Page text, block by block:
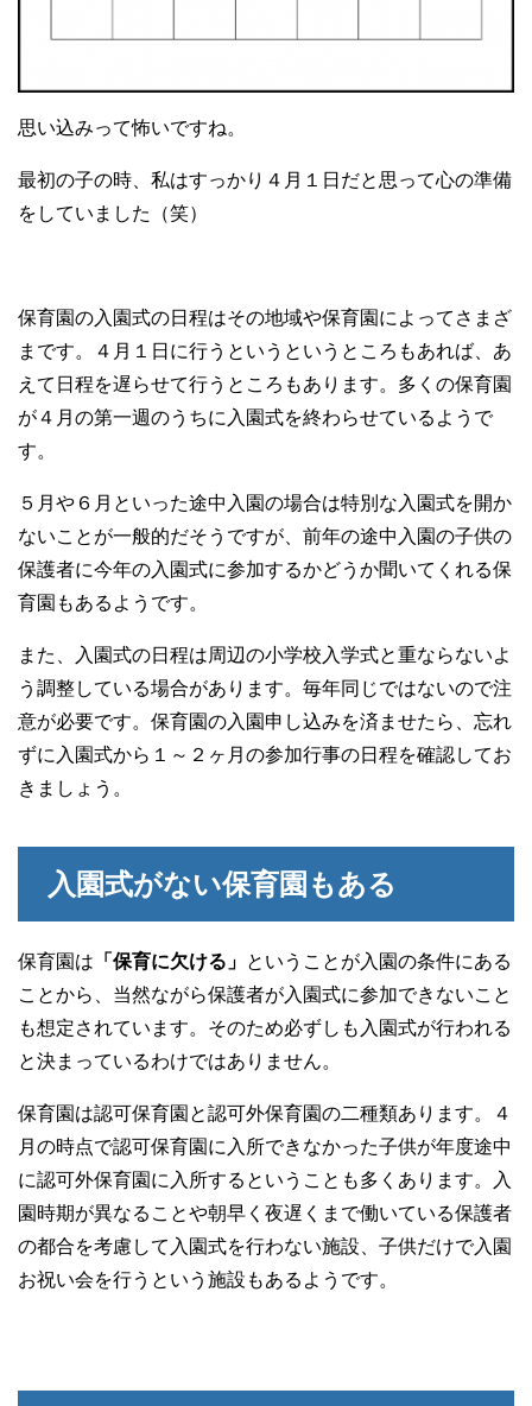
思い込みって怖いですね。
最初の子の時、私はすっかり４月１日だと思って心の準備
をしていました（笑）
保育園の入園式の日程はその地域や保育園によってさまざ
まです。４月１日に行うというというところもあれば、あ
えて日程を遅らせて行うところもあります。多くの保育園
が４月の第一週のうちに入園式を終わらせているようで
す。
５月や６月といった途中入園の場合は特別な入園式を開か
ないことが一般的だそうですが、前年の途中入園の子供の
保護者に今年の入園式に参加するかどうか聞いてくれる保
育園もあるようです。
また、入園式の日程は周辺の小学校入学式と重ならないよ
う調整している場合があります。毎年同じではないので注
意が必要です。保育園の入園申し込みを済ませたら、忘れ
ずに入園式から１～２ヶ月の参加行事の日程を確認してお
きましょう。
入園式がない保育園もある
保育園は 「保育に欠ける」 ということが入園の条件にある
ことから、当然ながら保護者が入園式に参加できないこと
も想定されています。そのため必ずしも入園式が行われる
と決まっているわけではありません。
保育園は認可保育園と認可外保育園の二種類あります。４
月の時点で認可保育園に入所できなかった子供が年度途中
に認可外保育園に入所するということも多くあります。入
園時期が異なることや朝早く夜遅くまで働いている保護者
の都合を考慮して入園式を行わない施設、子供だけで入園
お祝い会を行うという施設もあるようです。